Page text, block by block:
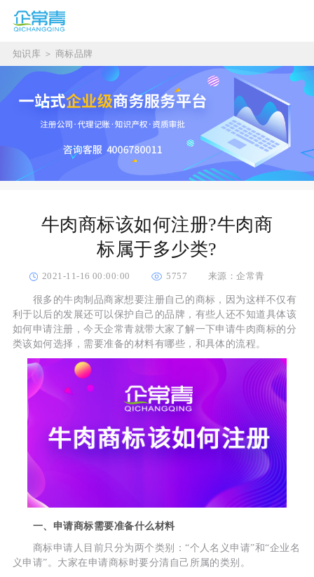
知识库 ＞ 商标品牌
牛肉商标该如何注册?牛肉商
标属于多少类?
2021-11-16 00:00:00 5757 来源：企常青
很多的牛肉制品商家想要注册自己的商标，因为这样不仅有
利于以后的发展还可以保护自己的品牌，有些人还不知道具体该
如何申请注册，今天企常青就带大家了解一下申请牛肉商标的分
类该如何选择，需要准备的材料有哪些，和具体的流程。
一、申请商标需要准备什么材料
商标申请人目前只分为两个类别：“个人名义申请”和“企业名
义申请”。大家在申请商标时要分清自己所属的类别。